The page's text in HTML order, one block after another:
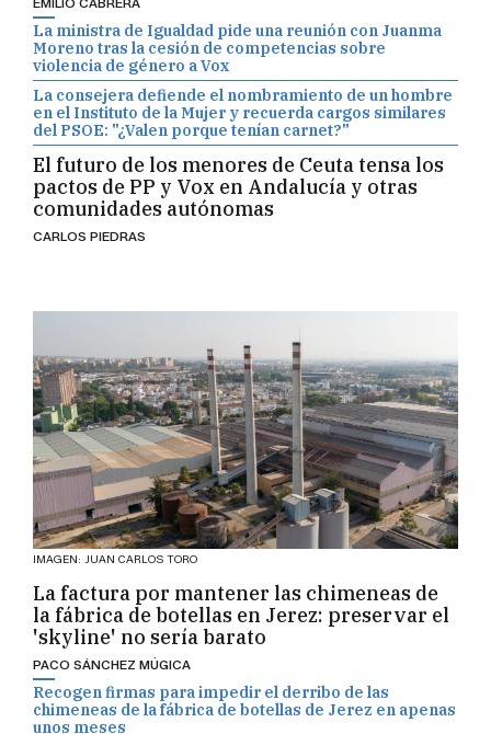
La ministra de Igualdad pide una reunión con Juanma
Moreno tras la cesión de competencias sobre
violencia de género a Vox
La consejera defiende el nombramiento de un hombre
en el Instituto de la Mujer y recuerda cargos similares
del PSOE: "¿Valen porque tenían carnet?"
El futuro de los menores de Ceuta tensa los
pactos de PP y Vox en Andalucía y otras
comunidades autónomas
IMAGEN: JUAN CARLOS TORO
La factura por mantener las chimeneas de
la fábrica de botellas en Jerez: preservar el
'skyline' no sería barato
PACO SÁNCHEZ MÚGICA
Recogen firmas para impedir el derribo de las
chimeneas de la fábrica de botellas de Jerez en apenas
unos meses